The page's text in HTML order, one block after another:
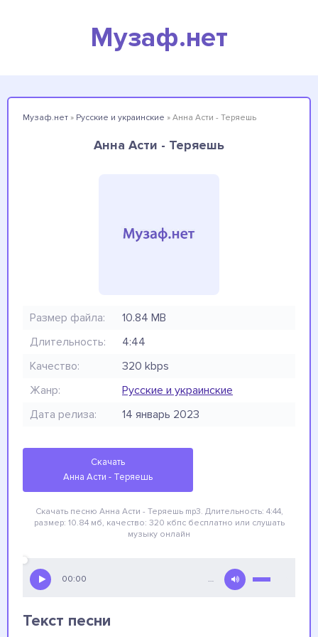
Музаф.нет
Музаф.нет » Русские и украинские » Анна Асти - Теряешь
Анна Асти - Теряешь
Размер файла:
10.84 MB
Длительность:
4:44
Качество:
320 kbps
Жанр:
Русские и украинские
Дата релиза:
14 январь 2023
Скачать
Анна Асти - Теряешь
Скачать песню Анна Асти - Теряешьmp3. Длительность: 4:44,
размер: 10.84 мб, качество: 320 кбпс бесплатно или слушать
музыку онлайн
00:00 …
Текст песни